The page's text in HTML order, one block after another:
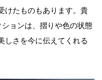
けたものもあります。貴
ョンは、摺りや色の状態
しさを今に伝えてくれる